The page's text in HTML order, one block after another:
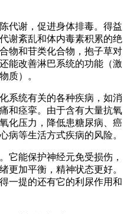
代谢，促进身体排毒。得益
谢紊乱和体内毒素积累的绝
物和苷类化合物，抱子草对
能改善淋巴系统的功能（激
质）。
系统有关的各种疾病，如消
和痉挛。由于含有大量抗氧
化压力，降低患糖尿病、癌
病等生活方式疾病的风险。
。它能保护神经元免受损伤，
更加平衡，精神状态更好。
一提的还有它的利尿作用和